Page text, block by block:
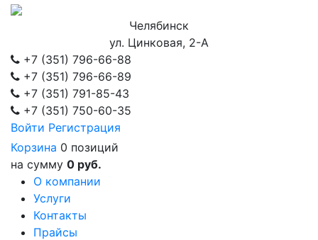
Челябинск
ул. Цинковая, 2-А
+7 (351) 796-66-88
+7 (351) 796-66-89
+7 (351) 791-85-43
+7 (351) 750-60-35
Войти Регистрация
Корзина 0 позиций
на сумму 0 руб.
О компании
Услуги
Контакты
Прайсы